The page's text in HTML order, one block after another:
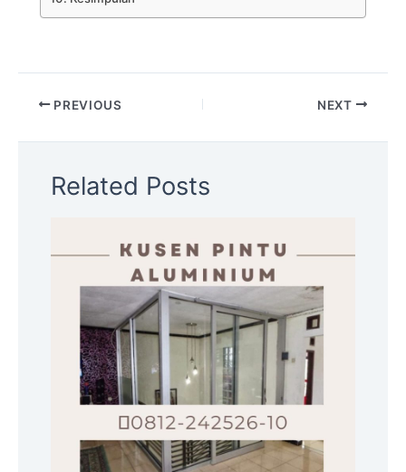
PREVIOUS NEXT
Related Posts